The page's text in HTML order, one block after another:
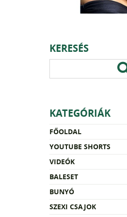
KERESÉS
KATEGÓRIÁK
FŐOLDAL
YOUTUBE SHORTS
VIDEÓK
BALESET
BUNYÓ
SZEXI CSAJOK